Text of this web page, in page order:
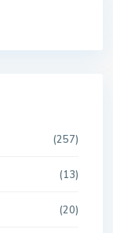
(257)
(13)
(20)